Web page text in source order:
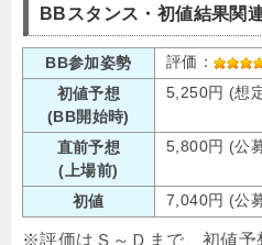
BBスタンス・初値結果関
BB参加姿勢 評価：
初値予想
(BB開始時)
5,250円 (想
直前予想
(上場前)
5,800円 (公
初値 7,040円 (公
※評価はＳ～Ｄまで、初値予